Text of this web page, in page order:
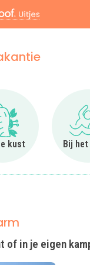
kust
Ga naar Aan de kust
Bij
of in je eigen